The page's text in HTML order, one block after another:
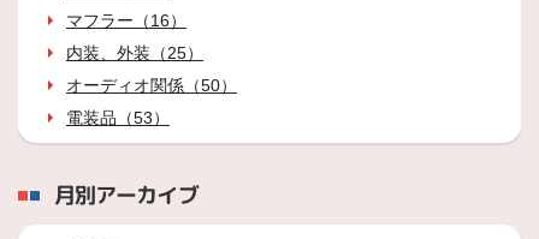
マフラー（16）
内装、外装（25）
オーディオ関係（50）
電装品（53）
月別アーカイブ